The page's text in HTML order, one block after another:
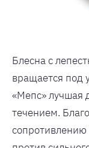
Блесна с
вращается под
«Мепс» лучшая
течением.